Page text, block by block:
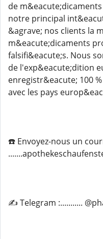
de
notre principal
&agrave; nos clients la
m&eacute;dicaments
falsifi&eacute;s. Nous
de l'exp&eacute;dition
enregistr&eacute; 100
avec les pays
☎️ Envoyez-nous un
✍️ Telegram :...........